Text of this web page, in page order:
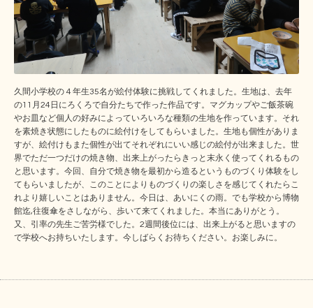
久間小学校の４年生35名が絵付体験に挑戦してくれました。生地は、去年
の11月24日にろくろで自分たちで作った作品です。マグカップやご飯茶碗
やお皿など個人の好みによっていろいろな種類の生地を作っています。それ
を素焼き状態にしたものに絵付けをしてもらいました。生地も個性がありま
すが、絵付けもまた個性が出てそれぞれにいい感じの絵付が出来ました。世
界でただ一つだけの焼き物、出来上がったらきっと末永く使ってくれるもの
と思います。今回、自分で焼き物を最初から造るというものづくり体験をし
てもらいましたが、このことによりものづくりの楽しさを感じてくれたらこ
れより嬉しいことはありません。今日は、あいにくの雨。でも学校から博物
館迄,往復傘をさしながら、歩いて来てくれました。本当にありがとう。
又、引率の先生ご苦労様でした。2週間後位には、出来上がると思いますの
で学校へお持ちいたします。今しばらくお待ちください。お楽しみに。